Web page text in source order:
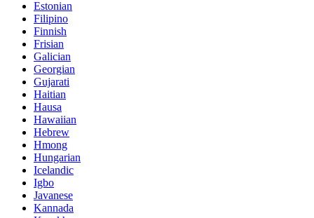
Estonian
Filipino
Finnish
Frisian
Galician
Georgian
Gujarati
Haitian
Hausa
Hawaiian
Hebrew
Hmong
Hungarian
Icelandic
Igbo
Javanese
Kannada